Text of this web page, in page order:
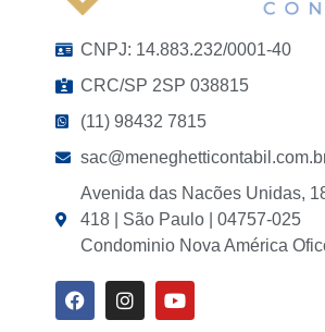
CNPJ: 14.883.232/0001-40
CRC/SP 2SP 038815
(11) 98432 7815
Avenida das Nacões Unidas,
418 | São Paulo | 04757-025
Condominio Nova América